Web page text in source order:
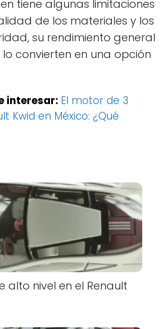
tiene algunas limitaciones
de los materiales y los
su rendimiento general
convierten en una opción
interesar: El motor de 3
Kwid en México: ¿Qué
alto nivel en el Renault